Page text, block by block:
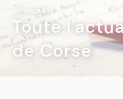
ATTUALITÀ|
Toute
de Corse